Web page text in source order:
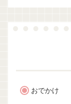
おでかけ